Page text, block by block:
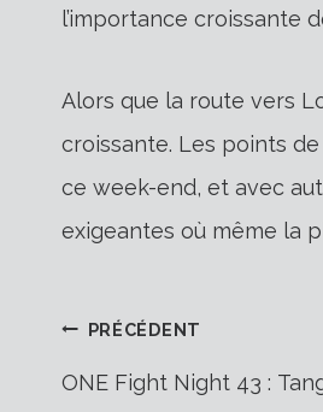
l’importance croissante
Alors que la route vers
croissante. Les points
ce week-end, et avec
exigeantes où même la
PRÉCÉDENT
ONE Fight Night 43 :